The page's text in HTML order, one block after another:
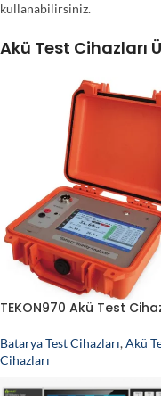
kullanabilirsiniz.
Akü Test Cihazları
TEKON970 Akü Test
Batarya Test Cihazları,Akü
Cihazları